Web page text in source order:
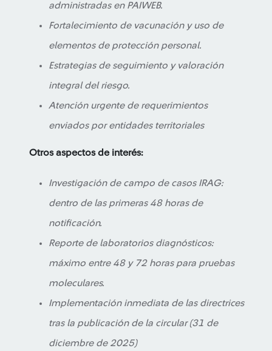
administradas en PAIWEB.
Fortalecimiento de vacunación y uso de
elementos de protección personal.
Estrategias de seguimiento y valoración
integral del riesgo.
Atención urgente de requerimientos
enviados por entidades territoriales
Otros aspectos de interés:
Investigación de campo de casos IRAG:
dentro de las primeras 48 horas de
notificación.
Reporte de laboratorios diagnósticos:
máximo entre 48 y 72 horas para pruebas
moleculares.
Implementación inmediata de las directrices
tras la publicación de la circular (31 de
diciembre de 2025)